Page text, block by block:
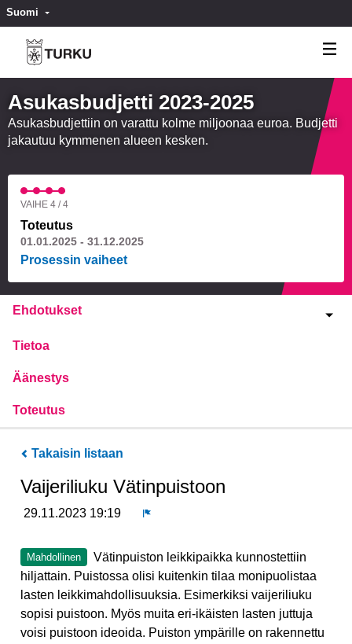
Suomi Valitse kieli
Asukasbudjetti 2023-2025
Asukasbudjettiin on varattu kolme miljoonaa euroa. Budjetti
jakautuu kymmenen alueen kesken.
VAIHE 4 / 4
Toteutus
01.01.2025 - 31.12.2025
Prosessin vaiheet
Ehdotukset
Tietoa
Äänestys
Toteutus
Takaisin listaan
Vaijeriliuku Vätinpuistoon
29.11.2023 19:19
Mahdollinen
Vätinpuiston leikkipaikka kunnostettiin
hiljattain. Puistossa olisi kuitenkin tilaa monipuolistaa
lasten leikkimahdollisuuksia. Esimerkiksi vaijeriliuku
sopisi puistoon. Myös muita eri-ikäisten lasten juttuja
voisi puistoon ideoida. Puiston ympärille on rakennettu